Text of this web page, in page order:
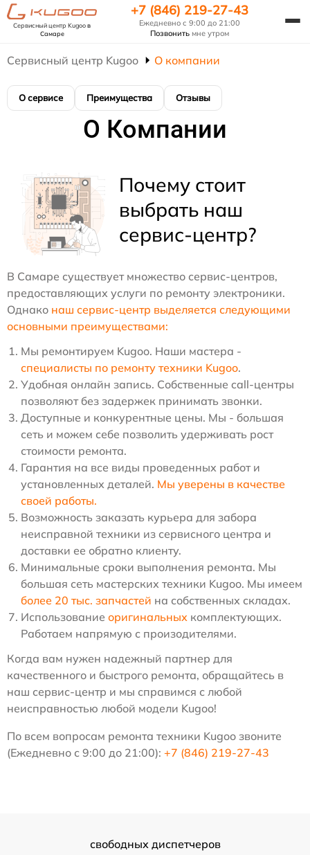
Сервисный центр Kugooв
Самаре
+7 (846) 219-27-43
Ежедневно с 9:00 до 21:00
Позвонить мне утром
Сервисный центр Kugoo О компании
О сервисе Преимущества Отзывы
О Компании
Почему стоит
выбрать наш
сервис-центр?
В Самаре существует множество сервис-центров,
предоставляющих услуги по ремонту электроники.
Однако наш сервис-центр выделяется следующими
основными преимуществами:
Мы ремонтируем Kugoo. Наши мастера -
специалисты по ремонту техники Kugoo.
Удобная онлайн запись. Собственные call-центры
позволяют без задержек принимать звонки.
Доступные и конкурентные цены. Мы - большая
сеть и можем себе позволить удерживать рост
стоимости ремонта.
Гарантия на все виды проведенных работ и
установленных деталей. Мы уверены в качестве
своей работы.
Возможность заказать курьера для забора
неисправной техники из сервисного центра и
доставки ее обратно клиенту.
Минимальные сроки выполнения ремонта. Мы
большая сеть мастерских техники Kugoo. Мы имеем
более 20 тыс. запчастей на собственных складах.
Использование оригинальных комплектующих.
Работаем напрямую с произодителями.
Когда вам нужен надежный партнер для
качественного и быстрого ремонта, обращайтесь в
наш сервис-центр и мы справимся с любой
неисправностью любой модели Kugoo!
По всем вопросам ремонта техники Kugoo звоните
(Ежедневно с 9:00 до 21:00): +7 (846) 219-27-43
свободных диспетчеров